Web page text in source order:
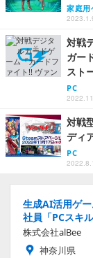
家庭用
対戦
ガー
スト
PC
対戦
ディ
PC
生成AI活用ゲ
社員「PCスキ
株式会社alBee
神奈川県